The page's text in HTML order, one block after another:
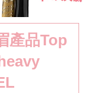
產品Top